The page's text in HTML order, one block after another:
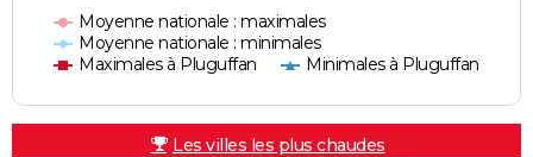
Moyenne nationale : maximales
Moyenne nationale : minimales
Maximales à Pluguffan
Minimales à Pluguffan
Les villes les plus chaudes